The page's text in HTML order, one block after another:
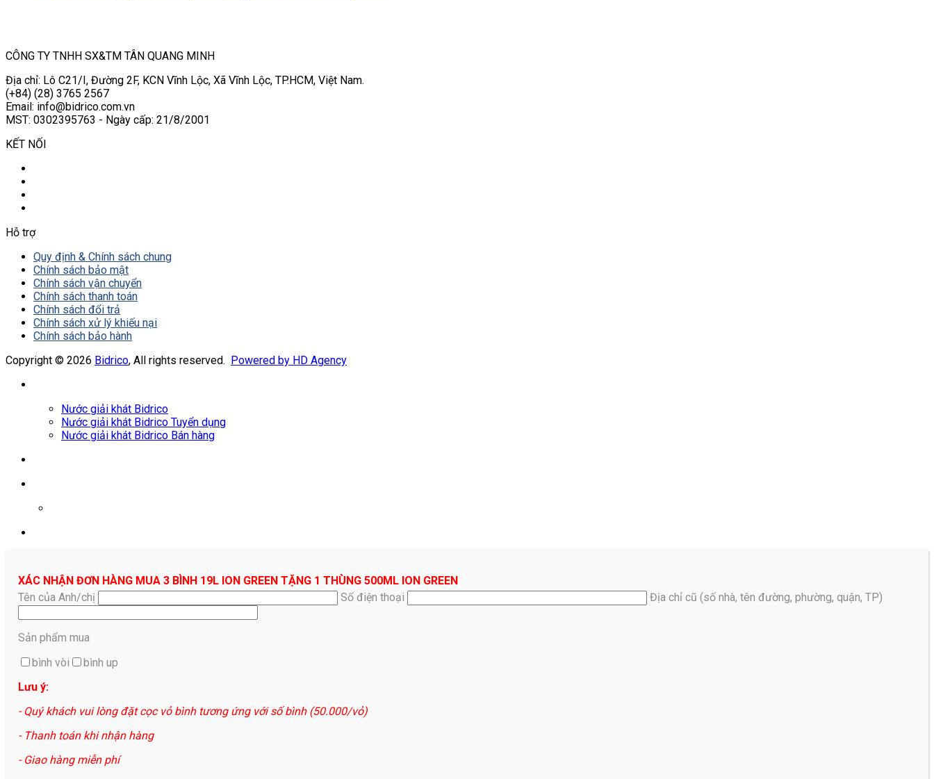
CÔNG TY TNHH SX&TM TÂN QUANG MINH
Địa chỉ: Lô C21/I, Đường 2F, KCN Vĩnh Lộc, Xã Vĩnh Lộc, TP.HCM, Việt Nam.
(+84) (28) 3765 2567
Email: info@bidrico.com.vn
MST: 0302395763 - Ngày cấp: 21/8/2001
KẾT NỐI
Hỗ trợ
Quy định & Chính sách chung
Chính sách bảo mật
Chính sách vận chuyển
Chính sách thanh toán
Chính sách đổi trả
Chính sách xử lý khiếu nại
Chính sách bảo hành
Copyright © 2026 Bidrico, All rights reserved. Powered by HD Agency
Nước giải khát Bidrico
Nước giải khát Bidrico Tuyển dụng
Nước giải khát Bidrico Bán hàng
XÁC NHẬN ĐƠN HÀNG MUA 3 BÌNH 19L ION GREEN TẶNG 1 THÙNG 500ML ION GREEN
Tên của Anh/chị
Số điện thoại Địa chỉ cũ (số nhà, tên đường, phường, quận, TP)
Sản phẩm mua
bình vòi
bình up
Lưu ý:
- Quý khách vui lòng đặt cọc vỏ bình tương ứng với số bình (50.000/vỏ)
- Thanh toán khi nhận hàng
- Giao hàng miễn phí